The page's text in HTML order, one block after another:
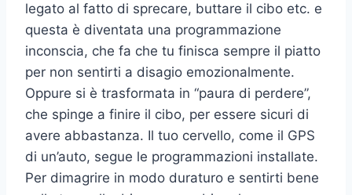
legato al fatto di sprecare, buttare il cibo etc. e
questa è diventata una programmazione
inconscia, che fa che tu finisca sempre il piatto
per non sentirti a disagio emozionalmente.
Oppure si è trasformata in “paura di perdere”,
che spinge a finire il cibo, per essere sicuri di
avere abbastanza. Il tuo cervello, come il GPS
di un’auto, segue le programmazioni installate.
Per dimagrire in modo duraturo e sentirti bene